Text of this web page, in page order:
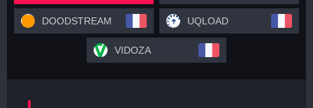
DOODSTREAM UQLOAD
VIDOZA